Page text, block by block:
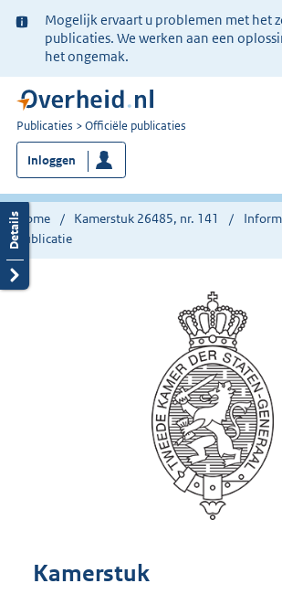
Ter
informatie:
Mogelijk ervaart u problemen met het
publicaties. We werken aan een
het ongemak.
U
bent
nu
hier:
Publicaties Officiële publicaties
Inloggen
Home Kamerstuk 26485, nr. 141
publicatie
Kamerstuk